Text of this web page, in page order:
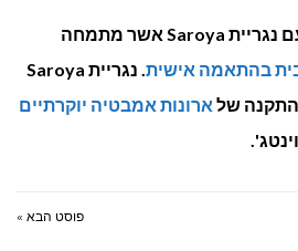
המאמר נכתב בשיתוף עם נגריית Saroya אשר מתמחה
בהתאמה אישית
. נגריית Saroya
של ארונות אמבטיה יוקרתיים
פוסט הבא »